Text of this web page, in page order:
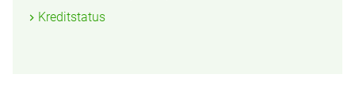
Kreditstatus